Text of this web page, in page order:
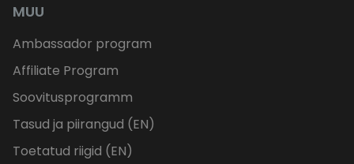
MUU
Ambassador program
Affiliate Program
Soovitusprogramm
Tasud ja piirangud (EN)
Toetatud riigid (EN)